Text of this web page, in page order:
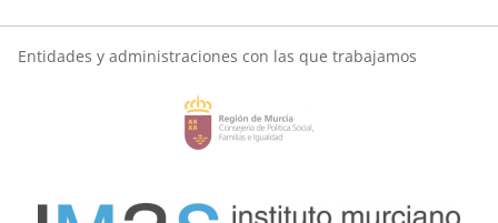
Entidades y administraciones con las que trabajamos